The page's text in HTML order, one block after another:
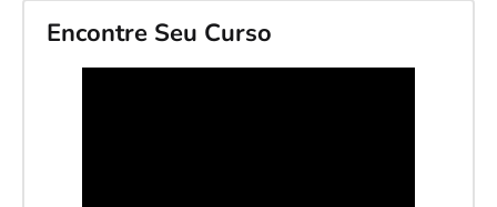
Encontre Seu Curso